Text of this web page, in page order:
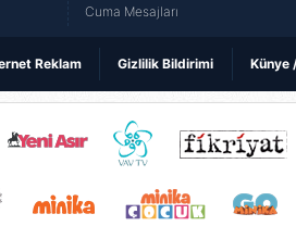
Cuma Mesajları
Reklam Gizlilik Bildirimi Künye